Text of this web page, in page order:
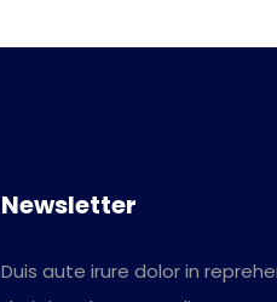
Newsletter
Duis aute irure dolor in